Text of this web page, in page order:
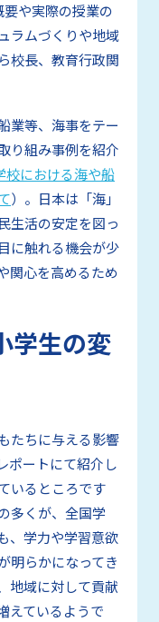
や実際の授業の
ラムづくりや地域
校長、教育行政関
業等、海事をテー
り組み事例を紹介
校における海や船
）。日本は「海」
生活の安定を図っ
に触れる機会が少
関心を高めるため
学生の変
たちに与える影響
ポートにて紹介し
いるところです
多くが、全国学
、学力や学習意欲
明らかになってき
地域に対して貢献
えているようで